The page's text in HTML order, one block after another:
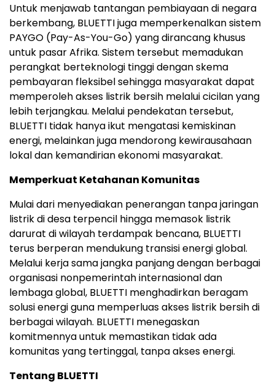
Untuk menjawab tantangan pembiayaan di negara
berkembang, BLUETTI juga memperkenalkan sistem
PAYGO (Pay-As-You-Go) yang dirancang khusus
untuk pasar Afrika. Sistem tersebut memadukan
perangkat berteknologi tinggi dengan skema
pembayaran fleksibel sehingga masyarakat dapat
memperoleh akses listrik bersih melalui cicilan yang
lebih terjangkau. Melalui pendekatan tersebut,
BLUETTI tidak hanya ikut mengatasi kemiskinan
energi, melainkan juga mendorong kewirausahaan
lokal dan kemandirian ekonomi masyarakat.
Memperkuat Ketahanan Komunitas
Mulai dari menyediakan penerangan tanpa jaringan
listrik di desa terpencil hingga memasok listrik
darurat di wilayah terdampak bencana, BLUETTI
terus berperan mendukung transisi energi global.
Melalui kerja sama jangka panjang dengan berbagai
organisasi nonpemerintah internasional dan
lembaga global, BLUETTI menghadirkan beragam
solusi energi guna memperluas akses listrik bersih di
berbagai wilayah. BLUETTI menegaskan
komitmennya untuk memastikan tidak ada
komunitas yang tertinggal, tanpa akses energi.
Tentang BLUETTI